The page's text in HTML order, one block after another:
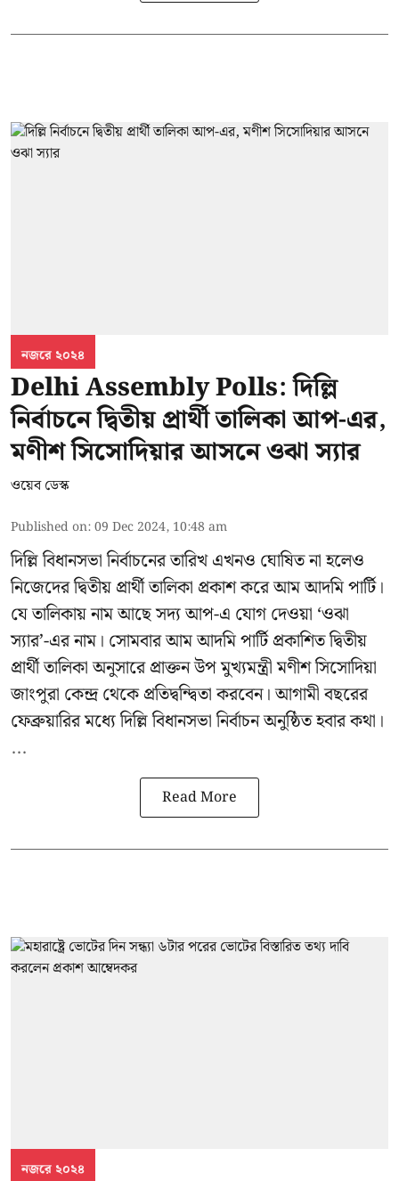
নজরে ২০২৪
Delhi Assembly Polls: দিল্লি
নির্বাচনে দ্বিতীয় প্রার্থী তালিকা আপ-এর,
মণীশ সিসোদিয়ার আসনে ওঝা স্যার
ওয়েব ডেস্ক
Published on:09 Dec 2024, 10:48 am
দিল্লি বিধানসভা নির্বাচনের তারিখ এখনও ঘোষিত না হলেও
নিজেদের দ্বিতীয় প্রার্থী তালিকা প্রকাশ করে আম আদমি পার্টি।
যে তালিকায় নাম আছে সদ্য আপ-এ যোগ দেওয়া ‘ওঝা
স্যার’-এর নাম। সোমবার আম আদমি পার্টি প্রকাশিত দ্বিতীয়
প্রার্থী তালিকা অনুসারে প্রাক্তন উপ মুখ্যমন্ত্রী মণীশ সিসোদিয়া
জাংপুরা কেন্দ্র থেকে প্রতিদ্বন্দ্বিতা করবেন। আগামী বছরের
ফেব্রুয়ারির মধ্যে দিল্লি বিধানসভা নির্বাচন অনুষ্ঠিত হবার কথা।
...
Read More
নজরে ২০২৪